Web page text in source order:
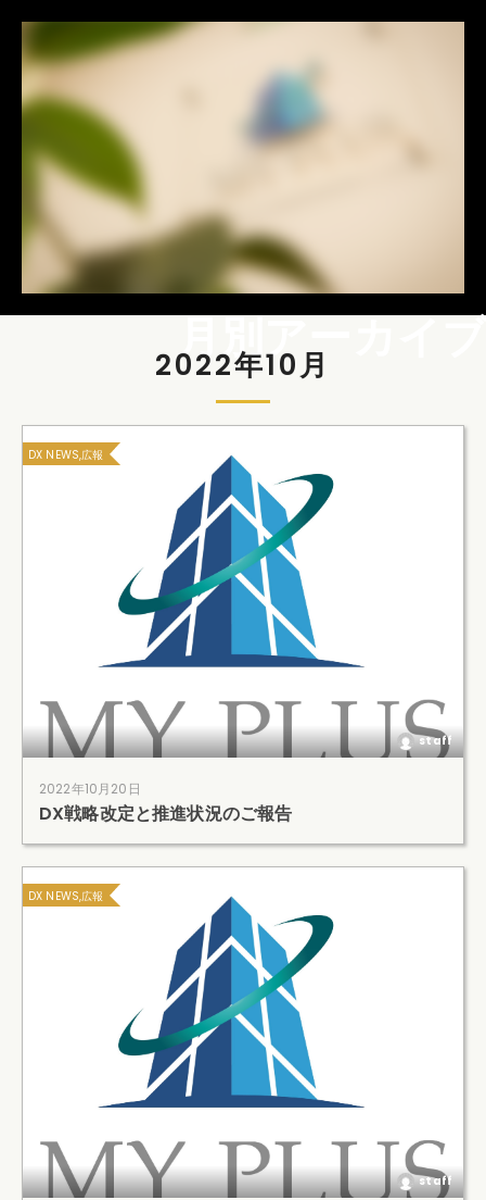
2022年10月
月別アーカイブ
DX NEWS,広報
staff
2022年10月20日
DX戦略改定と推進状況のご報告
DX NEWS,広報
staff